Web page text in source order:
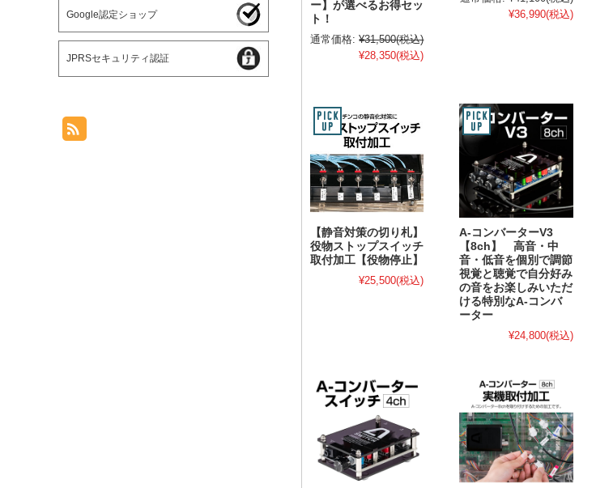
ー】が選べるお得セッ
ト！
通常価格: ¥31,500(税込)
¥28,350(税込)
¥36,990(税込)
【静音対策の切り札】
役物ストップスイッチ
取付加工【役物停止】
¥25,500(税込)
A-コンバーターV3
【8ch】 高音・中
音・低音を個別で調節
視覚と聴覚で自分好み
の音をお楽しみいただ
ける特別なA-コンバ
ーター
¥24,800(税込)
Google認定ショップ
JPRSセキュリティ認証